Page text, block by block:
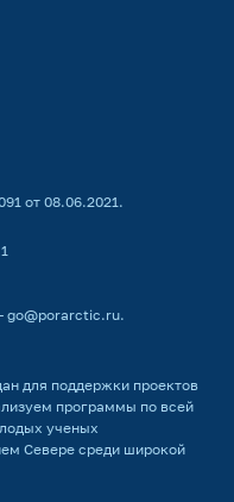
от 08.06.2021.
go@porarctic.ru.
для поддержки проектов
программы по всей
ученых
Севере среди широкой